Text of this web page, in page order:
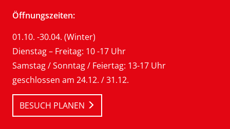
Öffnungszeiten:
01.10. -30.04. (Winter)
Dienstag – Freitag: 10 -17 Uhr
Samstag / Sonntag / Feiertag: 13-17 Uhr
geschlossen am 24.12. / 31.12.
BESUCH PLANEN